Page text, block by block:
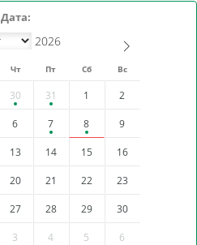
Дата:
Чт Пт Сб Вс
30 31 1 2
6 7 8 9
13 14 15 16
20 21 22 23
27 28 29 30
3 4 5 6